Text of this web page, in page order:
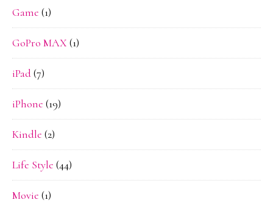
Game (1)
GoPro MAX(1)
iPad(7)
iPhone (19)
Kindle (2)
Life Style (44)
Movie (1)